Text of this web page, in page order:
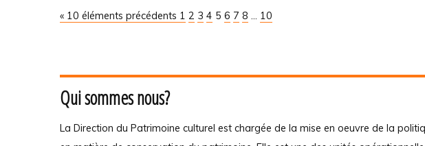
« 10 éléments précédents 1 2 3 4 5 6 7 8 ... 10
Qui sommes nous?
La Direction du Patrimoine culturel est chargée de la mise en oeuvre de la